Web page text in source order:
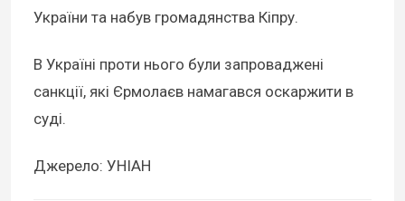
України та набув громадянства Кіпру.
В Україні проти нього були запроваджені
санкції, які Єрмолаєв намагався оскаржити в
суді.
Джерело: УНІАН